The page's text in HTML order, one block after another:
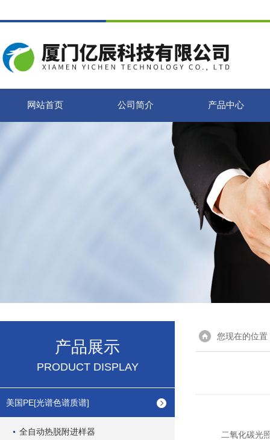
网站首页 公司简介 产品中心
产品展示
PRODUCT DISPLAY
美国PE[光谱色谱质谱]
全自动热脱附进样器
您现在的位置
二氧化碳光照